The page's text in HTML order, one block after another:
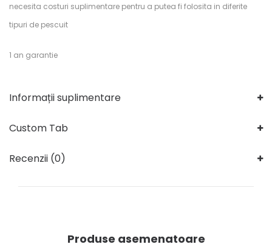
necesita costuri suplimentare pentru a putea fi folosita in diferite
tipuri de pescuit
1 an garantie
Informații suplimentare
Custom Tab
Recenzii (0)
Produse asemenatoare